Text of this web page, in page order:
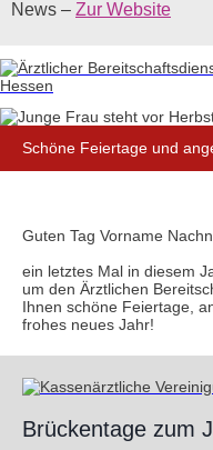
News – Zur Website
Schöne Feiertage und
Guten Tag Vorname
ein letztes Mal in diesem
um den Ärztlichen
Ihnen schöne Feiertage,
frohes neues Jahr!
Brückentage zum